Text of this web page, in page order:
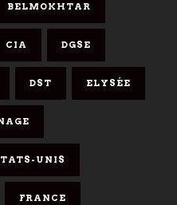
BELMOKHTAR
CIA DGSE
DST ELYSÉE
UNIS
FRANCE